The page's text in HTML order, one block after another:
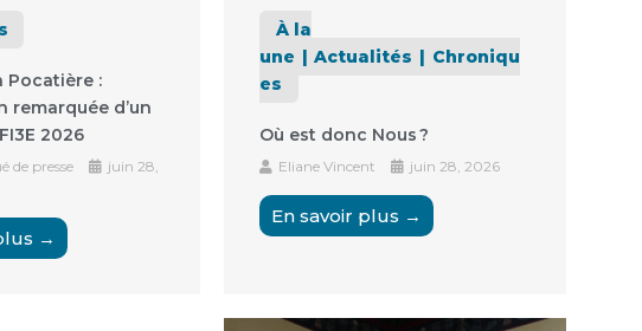
Pocatière :
remarquée d’un
2026
de presse
juin 28,
→
À la
une
Actualités
Chroniqu
es
Où est donc Nous ?
Eliane Vincent juin 28, 2026
En savoir plus →